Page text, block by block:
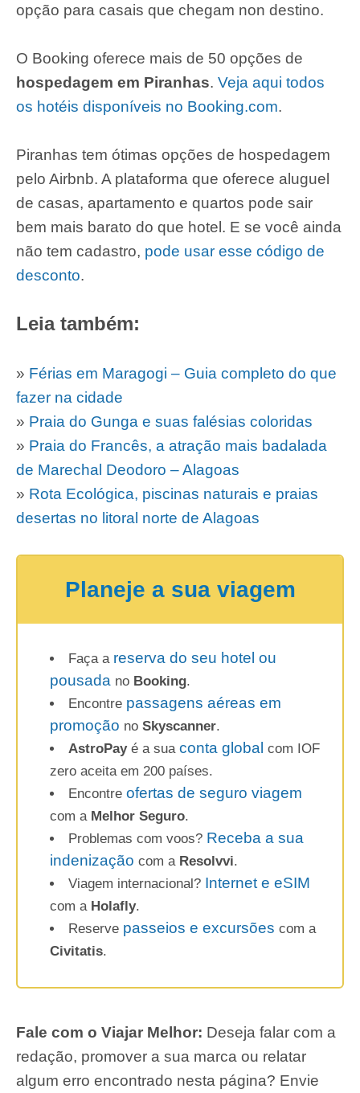
opção para casais que chegam non destino.
O Booking oferece mais de 50 opções de
hospedagem em Piranhas. Veja aqui todos
os hotéis disponíveis no Booking.com.
Piranhas tem ótimas opções de hospedagem
pelo Airbnb. A plataforma que oferece aluguel
de casas, apartamento e quartos pode sair
bem mais barato do que hotel. E se você ainda
não tem cadastro, pode usar esse código de
desconto.
Leia também:
» Férias em Maragogi – Guia completo do que
fazer na cidade
» Praia do Gunga e suas falésias coloridas
» Praia do Francês, a atração mais badalada
de Marechal Deodoro – Alagoas
» Rota Ecológica, piscinas naturais e praias
desertas no litoral norte de Alagoas
Planeje a sua viagem
Faça a reserva do seu hotel ou
pousada no Booking.
Encontre passagens aéreas em
promoção no Skyscanner.
AstroPayé a sua conta global com IOF
zero aceita em 200 países.
Encontre ofertas de seguro viagem
com a Melhor Seguro.
Problemas com voos? Receba a sua
indenização com a Resolvvi.
Viagem internacional? Internet e eSIM
com a Holafly.
Reserve passeios e excursões com a
Civitatis.
Fale com o Viajar Melhor: Deseja falar com a
redação, promover a sua marca ou relatar
algum erro encontrado nesta página? Envie